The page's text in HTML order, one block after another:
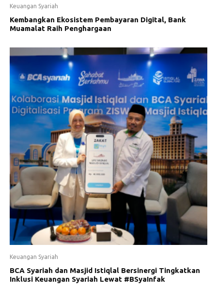
Keuangan Syariah
Kembangkan Ekosistem Pembayaran Digital, Bank
Muamalat Raih Penghargaan
Keuangan Syariah
BCA Syariah dan Masjid Istiqlal Bersinergi Tingkatkan
Inklusi Keuangan Syariah Lewat #BSyaInfak